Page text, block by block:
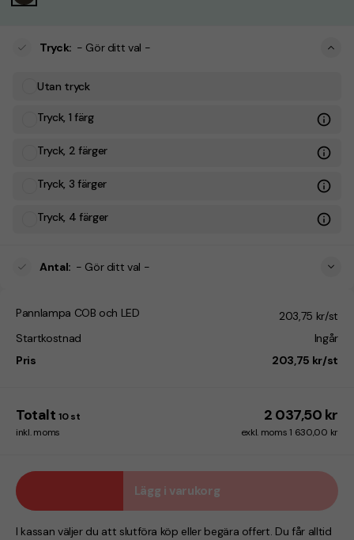
Tryck: - Gör ditt val -
Utan tryck
Tryck, 1 färg
Tryck, 2 färger
Tryck, 3 färger
Tryck, 4 färger
Antal: - Gör ditt val -
Pannlampa COB och LED
203,75 kr/st
Startkostnad
Ingår
Pris
203,75 kr/st
Totalt 10 st 2 037,50 kr
inkl. moms exkl. moms 1 630,00 kr
Lägg i varukorg
I kassan väljer du att slutföra köp eller begära offert. Du får alltid